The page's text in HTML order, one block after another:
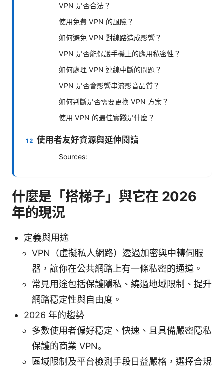
VPN 是否合法？
使用免費 VPN 的風險？
如何避免 VPN 對線路造成影響？
VPN 是否能保護手機上的應用私密性？
如何處理 VPN 連線中斷的問題？
VPN 是否會影響串流影音品質？
如何判斷是否需要更換 VPN 方案？
使用 VPN 的最佳實踐是什麼？
使用者友好資源與延伸閱讀
Sources:
什麼是「搭梯子」與它在 2026
年的現況
定義與用途
VPN（虛擬私人網路）透過加密與中轉伺服
器，讓你在公共網路上有一條私密的通道。
常見用途包括保護隱私、繞過地域限制、提升
網路穩定性與自由度。
2026 年的趨勢
多數使用者偏好穩定、快速、且具備嚴密隱私
保護的商業 VPN。
區域限制及平台檢測手段日益嚴格，選擇合規